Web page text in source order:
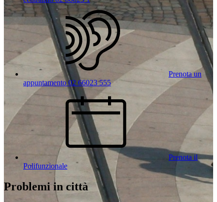
Prenota un
appuntamento 02 66023 555
Prenota il
Polifunzionale
Problemi in città